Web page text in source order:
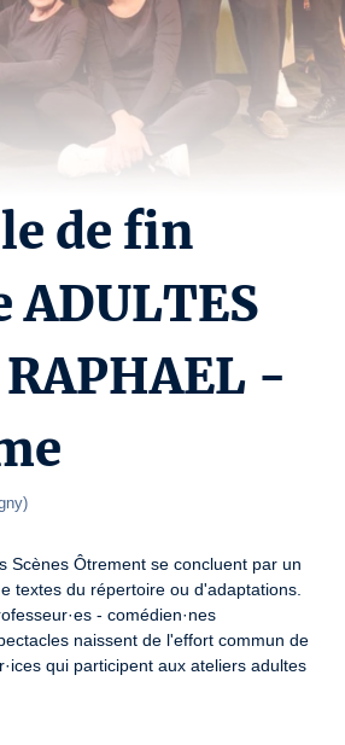
de fin
ADULTES
-
)
Scènes Ôtrement se concluent par un
textes du répertoire ou d'adaptations.
- comédien·nes
naissent de l'effort commun de
qui participent aux ateliers adultes